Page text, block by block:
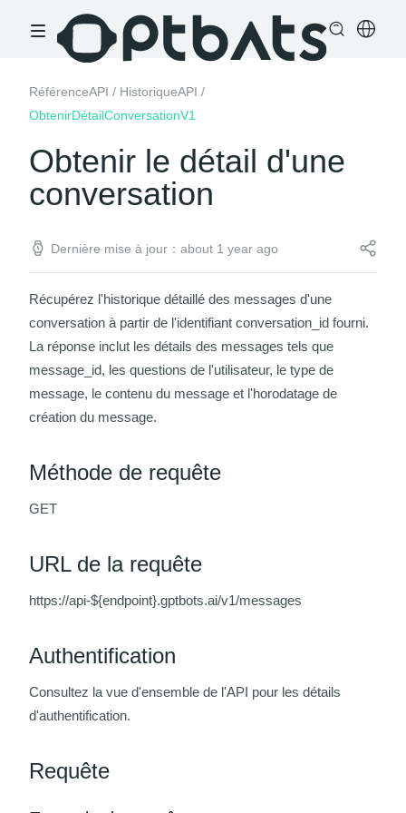
RéférenceAPI / HistoriqueAPI /
ObtenirDétailConversationV1
Obtenir le détail d'une
conversation
Dernière mise à jour：about 1 year ago
Récupérez l'historique détaillé des messages d'une
conversation à partir de l'identifiant conversation_id fourni.
La réponse inclut les détails des messages tels que
message_id, les questions de l'utilisateur, le type de
message, le contenu du message et l'horodatage de
création du message.
Méthode de requête
GET
URL de la requête
https://api-${endpoint}.gptbots.ai/v1/messages
Authentification
Consultez la vue d'ensemble de l'API pour les détails
d'authentification.
Requête